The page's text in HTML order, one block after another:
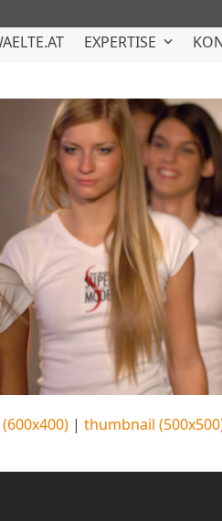
EXPERTISE
| thumbnail